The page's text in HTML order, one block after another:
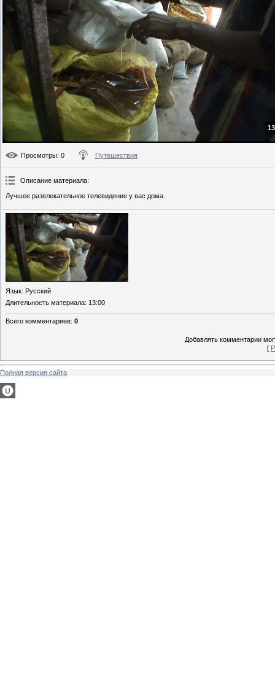
Просмотры: 0 Путешествия
Описание материала:
Лучшее развлекательное телевидение у вас дома.
Язык: Русский
Длительность материала: 13:00
Всего комментариев: 0
Добавлять комментарии
[
Полная версия сайта